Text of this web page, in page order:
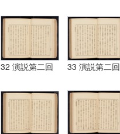
32 演説第二回 33 演説第二回